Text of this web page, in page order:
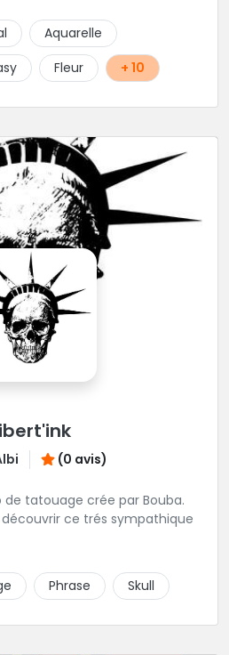
Aquarelle
Fleur + 10
(0 avis)
de tatouage crée par Bouba.
ce trés sympathique
Phrase Skull